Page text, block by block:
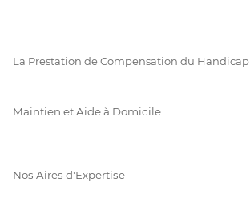
La Prestation de Compensation du Handicap
Maintien et Aide à Domicile
Nos Aires d'Expertise